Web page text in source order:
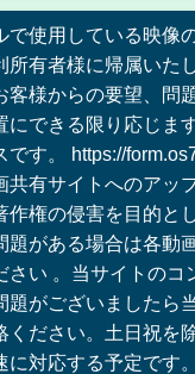
で使用している映像
所有者様に帰属いた
客様からの要望、問
にできる限り応じま
です。 https://
共有サイトへのアッ
作権の侵害を目的と
題がある場合は各動
さい 。当サイトのコ
題がございましたら
ください。土日祝を
に対応する予定です